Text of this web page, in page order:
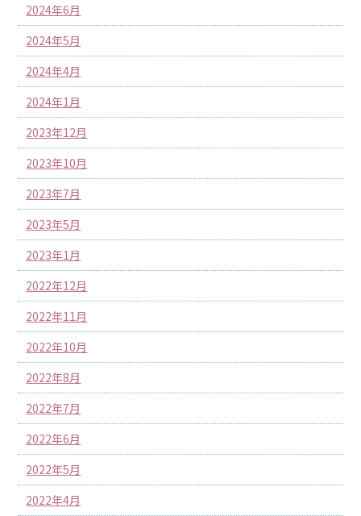
2024年6月
2024年5月
2024年4月
2024年1月
2023年12月
2023年10月
2023年7月
2023年5月
2023年1月
2022年12月
2022年11月
2022年10月
2022年8月
2022年7月
2022年6月
2022年5月
2022年4月